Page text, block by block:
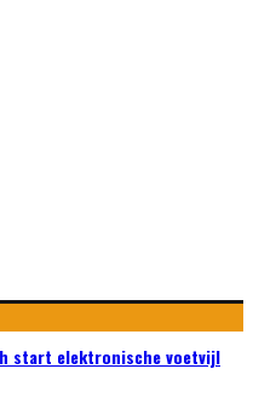
start elektronische voetvijl